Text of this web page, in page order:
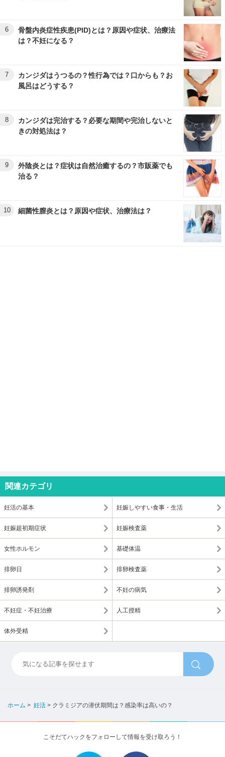
6
骨盤内炎症性疾患(PID)とは？原因や症状、治療法
は？不妊になる？
7
カンジダはうつるの？性行為では？口からも？お
風呂はどうする？
8
カンジダは完治する？必要な期間や完治しないと
きの対処法は？
9
外陰炎とは？症状は自然治癒するの？市販薬でも
治る？
10 細菌性膣炎とは？原因や症状、治療法は？
関連カテゴリ
妊活の基本 妊娠しやすい食事・生活
妊娠超初期症状 妊娠検査薬
女性ホルモン 基礎体温
排卵日 排卵検査薬
排卵誘発剤 不妊の病気
不妊症・不妊治療 人工授精
体外受精
ホーム > 妊活 > クラミジアの潜伏期間は？感染率は高いの？
こそだてハックをフォローして情報を受け取ろう！